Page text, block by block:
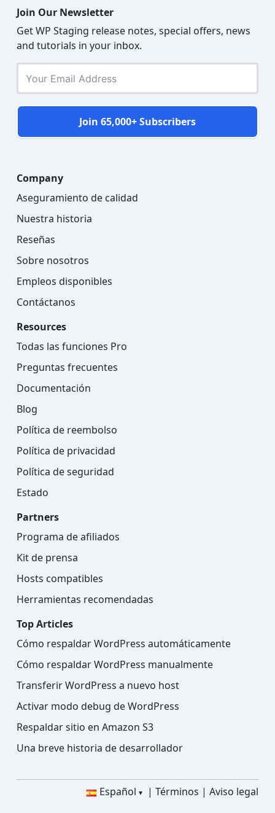
Join Our Newsletter
Get WP Staging release notes, special offers, news
and tutorials in your inbox.
Join 65,000+ Subscribers
Company
Aseguramiento de calidad
Nuestra historia
Reseñas
Sobre nosotros
Empleos disponibles
Contáctanos
Resources
Todas las funciones Pro
Preguntas frecuentes
Documentación
Blog
Política de reembolso
Política de privacidad
Política de seguridad
Estado
Partners
Programa de afiliados
Kit de prensa
Hosts compatibles
Herramientas recomendadas
Top Articles
Cómo respaldar WordPress automáticamente
Cómo respaldar WordPress manualmente
Transferir WordPress a nuevo host
Activar modo debug de WordPress
Respaldar sitio en Amazon S3
Una breve historia de desarrollador
Español Términos Aviso legal